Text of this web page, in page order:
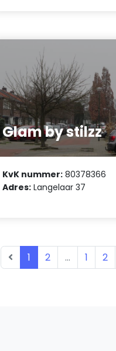
Glam by stilzz
KvK nummer: 80378366
Adres: Langelaar 37
1 2 ... 1 2